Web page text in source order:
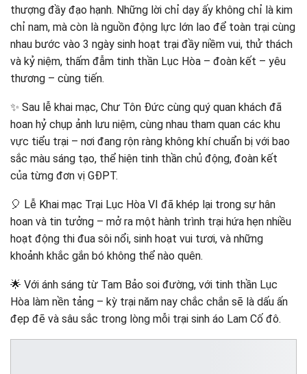
thượng đầy đạo hạnh. Những lời chỉ dạy ấy không chỉ là kim
chỉ nam, mà còn là nguồn động lực lớn lao để toàn trại cùng
nhau bước vào 3 ngày sinh hoạt trại đầy niềm vui, thử thách
và kỷ niệm, thấm đẫm tinh thần Lục Hòa – đoàn kết – yêu
thương – cùng tiến.
✨ Sau lễ khai mạc, Chư Tôn Đức cùng quý quan khách đã
hoan hỷ chụp ảnh lưu niệm, cùng nhau tham quan các khu
vực tiểu trại – nơi đang rộn ràng không khí chuẩn bị với bao
sắc màu sáng tạo, thể hiện tinh thần chủ động, đoàn kết
của từng đơn vị GĐPT.
🎈 Lễ Khai mạc Trại Lục Hòa VI đã khép lại trong sự hân
hoan và tin tưởng – mở ra một hành trình trại hứa hẹn nhiều
hoạt động thi đua sôi nổi, sinh hoạt vui tươi, và những
khoảnh khắc gắn bó không thể nào quên.
🌟 Với ánh sáng từ Tam Bảo soi đường, với tinh thần Lục
Hòa làm nền tảng – kỳ trại năm nay chắc chắn sẽ là dấu ấn
đẹp đẽ và sâu sắc trong lòng mỗi trại sinh áo Lam Cố đô.